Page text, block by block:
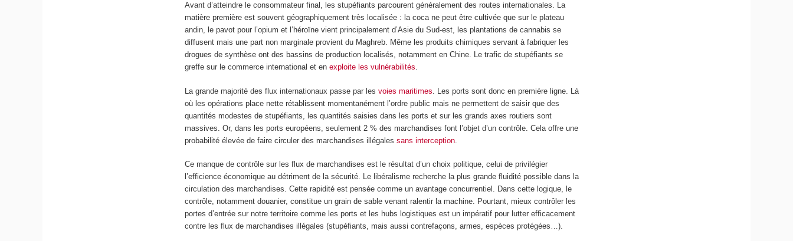
Avant d’atteindre le consommateur final, les stupéfiants parcourent généralement des routes internationales. La
matière première est souvent géographiquement très localisée : la coca ne peut être cultivée que sur le plateau
andin, le pavot pour l’opium et l’héroïne vient principalement d’Asie du Sud-est, les plantations de cannabis se
diffusent mais une part non marginale provient du Maghreb. Même les produits chimiques servant à fabriquer les
drogues de synthèse ont des bassins de production localisés, notamment en Chine. Le trafic de stupéfiants se
greffe sur le commerce international et enexploite les vulnérabilités.
La grande majorité des flux internationaux passe par lesvoies maritimes . Les ports sont donc en première ligne. Là
où les opérations place nette rétablissent momentanément l’ordre public mais ne permettent de saisir que des
quantités modestes de stupéfiants, les quantités saisies dans les ports et sur les grands axes routiers sont
massives. Or, dans les ports européens, seulement 2 % des marchandises font l’objet d’un contrôle. Cela offre une
probabilité élevée de faire circuler des marchandises illégalessans interception
Ce manque de contrôle sur les flux de marchandises est le résultat d’un choix politique, celui de privilégier
l’efficience économique au détriment de la sécurité. Le libéralisme recherche la plus grande fluidité possible dans la
circulation des marchandises. Cette rapidité est pensée comme un avantage concurrentiel. Dans cette logique, le
contrôle, notamment douanier, constitue un grain de sable venant ralentir la machine. Pourtant, mieux contrôler les
portes d’entrée sur notre territoire comme les ports et les hubs logistiques est un impératif pour lutter efficacement
contre les flux de marchandises illégales (stupéfiants, mais aussi contrefaçons, armes, espèces protégées…).